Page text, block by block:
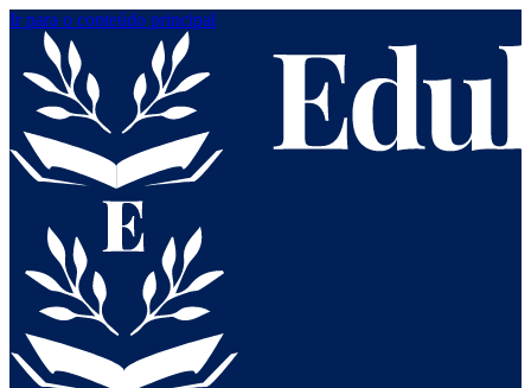
Ir para o conteúdo principal